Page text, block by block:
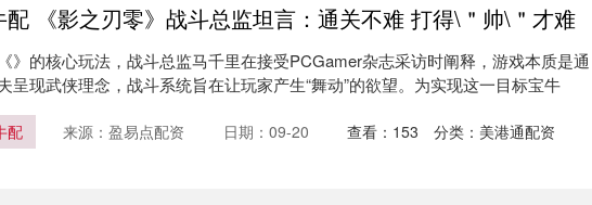
配 《影之刃零》战斗总监坦言：通关不难 打得\＂帅\＂才难
》的核心玩法，战斗总监马千里在接受PCGamer杂志采访时阐释，游戏本质是通
呈现武侠理念，战斗系统旨在让玩家产生“舞动”的欲望。为实现这一目标宝牛
配 来源：盈易点配资 日期：09-20 查看： 153 分类： 美港通配资